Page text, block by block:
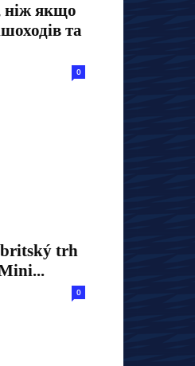
ніж якщо
та
0
trh
0